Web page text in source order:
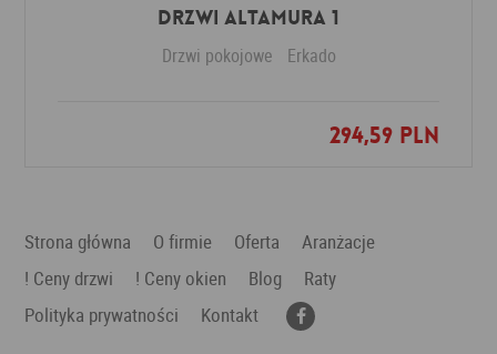
Drzwi Altamura 1
Drzwi pokojowe Erkado
294,59 PLN
Dodaj do ulubionych
Strona główna O firmie Oferta
Aranżacje
! Ceny drzwi
! Ceny okien Blog
Raty
Polityka prywatności
Kontakt